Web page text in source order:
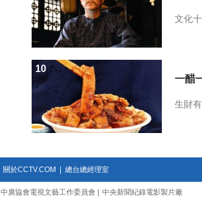
文化
一醋
生財
10
關於CCTV.COM 總台總經理室
中廣協會電視文藝工作委員會 中央新聞紀錄電影製片廠